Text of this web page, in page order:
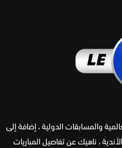
الدولية ، إضافة إلى
، ناهيك عن تفاصيل المباريات